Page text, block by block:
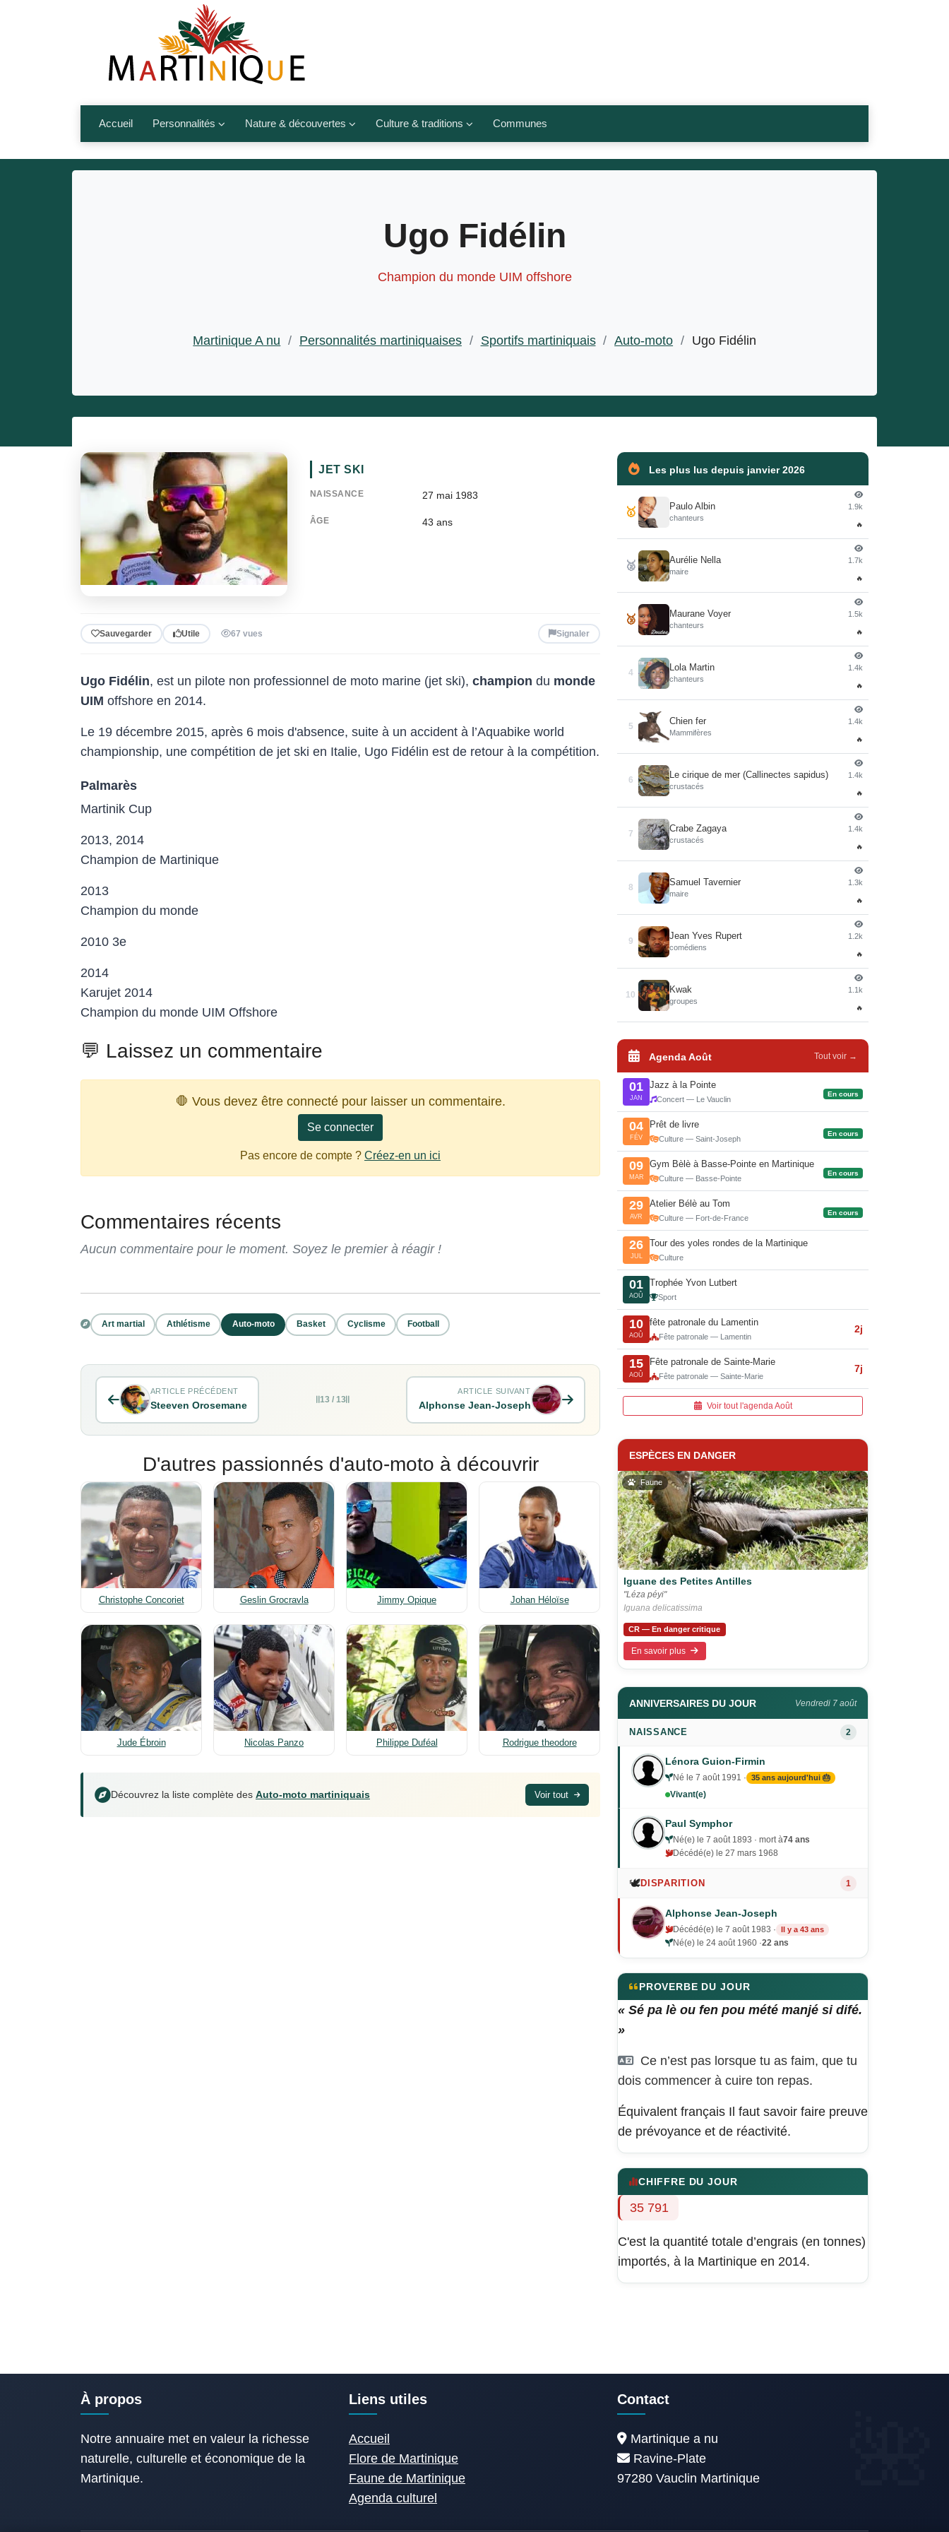
Accueil Personnalités
Artistes
Nature & découvertes
Fleurs, fruits, légumes
Culture & traditions
Culte et religions
populaires
Communes
Ugo Fidélin
Champion du monde UIM offshore
Martinique A nu / Personnalités martiniquaises / Sportifs martiniquais / Auto-moto / Ugo Fidélin
JET SKI
NAISSANCE 27 mai 1983
ÂGE 43 ans
Sauvegarder Utile 67 vues Signaler
Ugo Fidélin, est un pilote non professionnel de moto marine (jet ski), champion du monde
UIM offshore en 2014.
Le 19 décembre 2015, après 6 mois d'absence, suite à un accident à l’Aquabike world
championship, une compétition de jet ski en Italie, Ugo Fidélin est de retour à la compétition.
Palmarès
Martinik Cup
2013, 2014
Champion de Martinique
2013
Champion du monde
2010 3e
2014
Karujet 2014
Champion du monde UIM Offshore
💬 Laissez un commentaire
🛑 Vous devez être connecté pour laisser un commentaire.
Se connecter
Pas encore de compte ? Créez-en un ici
Commentaires récents
Aucun commentaire pour le moment. Soyez le premier à réagir !
Art martial Athlétisme Auto-moto Basket Cyclisme Football
ARTICLE PRÉCÉDENT
Steeven Orosemane
13 / 13
ARTICLE SUIVANT
Alphonse Jean-Joseph
D'autres passionnés d'auto-moto à découvrir
Christophe Concoriet Geslin Grocravla Jimmy Opique Johan Héloïse
Jude Ébroin Nicolas Panzo Philippe Duféal Rodrigue theodore
Découvrez la liste complète des Auto-moto martiniquais Voir tout
Les plus lus depuis janvier 2026
🥇 Paulo Albin
chanteurs
1.9k
🔥
🥈 Aurélie Nella
maire
1.7k
🔥
🥉 Maurane Voyer
chanteurs
1.5k
🔥
4
Lola Martin
chanteurs
1.4k
🔥
5
Chien fer
Mammifères
1.4k
🔥
6
Le cirique de mer (Callinectes sapidus)
crustacés
1.4k
🔥
7
Crabe Zagaya
crustacés
1.4k
🔥
8
Samuel Tavernier
maire
1.3k
🔥
9
Jean Yves Rupert
comédiens
1.2k
🔥
10
Kwak
groupes
1.1k
🔥
Agenda Août Tout voir →
01
JAN
Jazz à la Pointe
Concert — Le Vauclin
En cours
04
FÉV
Prêt de livre
Culture — Saint-Joseph
En cours
09
MAR
Gym Bèlè à Basse-Pointe en Martinique
Culture — Basse-Pointe
En cours
29
AVR
Atelier Bélè au Tom
Culture — Fort-de-France
En cours
26
JUL
Tour des yoles rondes de la Martinique
Culture
01
AOÛ
Trophée Yvon Lutbert
Sport
10
AOÛ
fête patronale du Lamentin
Fête patronale — Lamentin
2j
15
AOÛ
Fête patronale de Sainte-Marie
Fête patronale — Sainte-Marie
7j
Voir tout l'agenda Août
ESPÈCES EN DANGER
Faune
Iguane des Petites Antilles
"Léza péyi"
Iguana delicatissima
CR — En danger critique
En savoir plus
ANNIVERSAIRES DU JOUR Vendredi 7 août
NAISSANCE 2
Lénora Guion-Firmin
Né le 7 août 1991 · 35 ans aujourd'hui 🎂
Vivant(e)
Paul Symphor
Né(e) le 7 août 1893 · mort à74 ans
Décédé(e) le 27 mars 1968
🕊️DISPARITION 1
Alphonse Jean-Joseph
Décédé(e) le 7 août 1983 · Il y a 43 ans
Né(e) le 24 août 1960 ·22 ans
PROVERBE DU JOUR
« Sé pa lè ou fen pou mété manjé si difé.
»
Ce n’est pas lorsque tu as faim, que tu
dois commencer à cuire ton repas.
Équivalent français Il faut savoir faire preuve
de prévoyance et de réactivité.
CHIFFRE DU JOUR
35 791
C'est la quantité totale d’engrais (en tonnes)
importés, à la Martinique en 2014.
À propos
Notre annuaire met en valeur la richesse
naturelle, culturelle et économique de la
Martinique.
Liens utiles
Accueil
Flore de Martinique
Faune de Martinique
Agenda culturel
Contact
Martinique a nu
Ravine-Plate
97280 Vauclin Martinique